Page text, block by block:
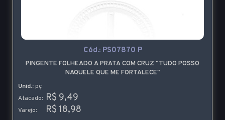
Cód.: PS07870 P
PINGENTE FOLHEADO A PRATA COM CRUZ "TUDO POSSO
NAQUELE QUE ME FORTALECE"
Unid.: pç
Atacado: R$ 9,49
Varejo: R$ 18,98